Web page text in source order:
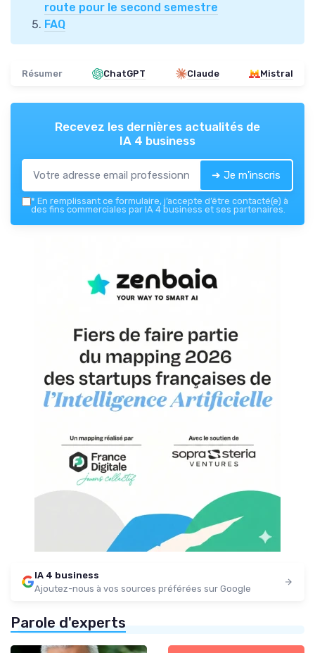
route pour le second semestre
FAQ
Résumer ChatGPT Claude Mistral
Recevez les dernières actualités de
IA 4 business
➔ Je m'inscris
* En remplissant ce formulaire, j’accepte d’être contacté(e) à
des fins commerciales par IA 4 business et ses partenaires.
IA 4 business
Ajoutez-nous à vos sources préférées sur Google
Parole d'experts